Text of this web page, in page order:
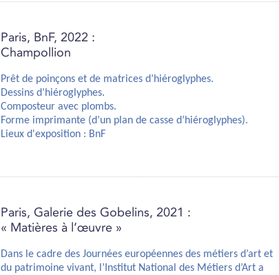
Paris, BnF, 2022 :
Champollion
Prêt de poinçons et de matrices d’hiéroglyphes.
Dessins d’hiéroglyphes.
Composteur avec plombs.
Forme imprimante (d’un plan de casse d’hiéroglyphes).
Lieux d'exposition : BnF
Paris, Galerie des Gobelins, 2021 :
« Matières à l’œuvre »
Dans le cadre des Journées européennes des métiers d’art et
du patrimoine vivant, l’Institut National des Métiers d’Art a